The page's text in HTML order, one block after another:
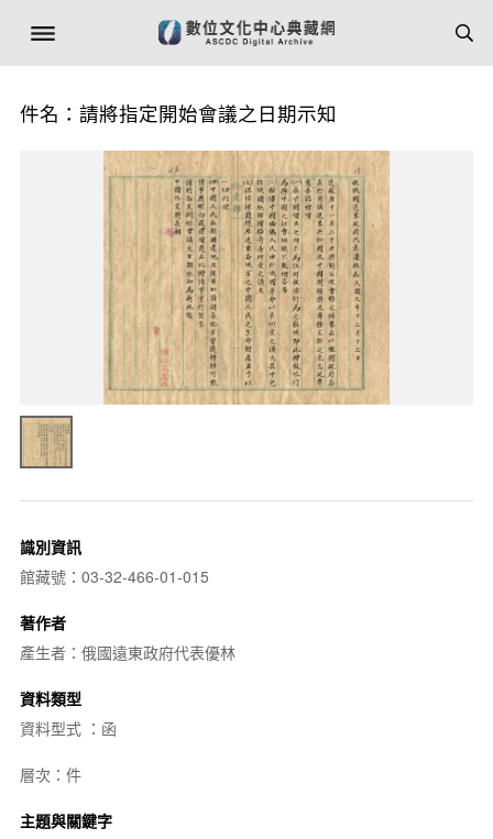
件名：請將指定開始會議之日期示知
識別資訊
館藏號：03-32-466-01-015
著作者
產生者：俄國遠東政府代表優林
資料類型
資料型式 ：函
層次：件
主題與關鍵字